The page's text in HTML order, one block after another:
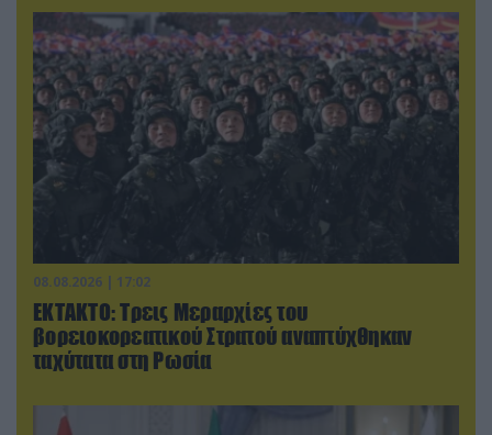
08.08.2026 | 17:02
ΕΚΤΑΚΤΟ: Τρεις Μεραρχίες του
βορειοκορεατικού Στρατού αναπτύχθηκαν
ταχύτατα στη Ρωσία